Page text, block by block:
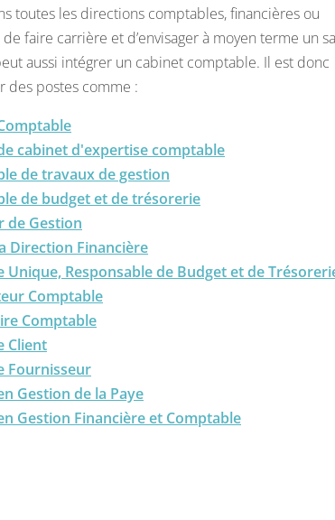
toutes les directions comptables, financières ou
faire carrière et d’envisager à moyen terme un
aussi intégrer un cabinet comptable. Il est donc
des postes comme :
cabinet d'expertise comptable
de travaux de gestion
de budget et de trésorerie
de Gestion
Direction Financière
Unique, Responsable de Budget et de
Comptable
Comptable
Client
Fournisseur
Gestion de la Paye
Gestion Financière et Comptable